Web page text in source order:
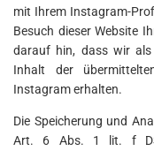
mit Ihrem Instagram-
Besuch dieser Website
darauf hin, dass wir als
Inhalt der
Instagram erhalten.
Die Speicherung und
Art. 6 Abs. 1 lit. f